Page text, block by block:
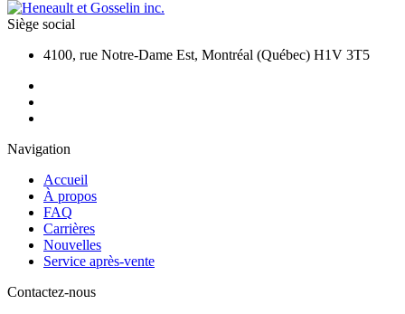
Siège social
4100, rue Notre-Dame Est, Montréal (Québec) H1V 3T5
Navigation
Accueil
À propos
FAQ
Carrières
Nouvelles
Service après-vente
Contactez-nous